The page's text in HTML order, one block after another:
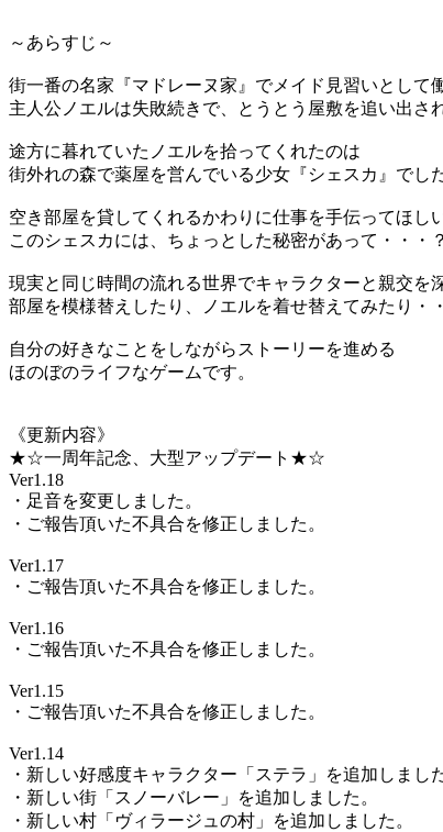
～あらすじ～
街一番の名家『マドレーヌ家』でメイド見習いとして
主人公ノエルは失敗続きで、とうとう屋敷を追い出さ
途方に暮れていたノエルを拾ってくれたのは
街外れの森で薬屋を営んでいる少女『シェスカ』でした
空き部屋を貸してくれるかわりに仕事を手伝ってほし
このシェスカには、ちょっとした秘密があって・・・？
現実と同じ時間の流れる世界でキャラクターと親交を
部屋を模様替えしたり、ノエルを着せ替えてみたり・
自分の好きなことをしながらストーリーを進める
ほのぼのライフなゲームです。
《更新内容》
★☆一周年記念、大型アップデート★☆
Ver1.18
・足音を変更しました。
・ご報告頂いた不具合を修正しました。
Ver1.17
・ご報告頂いた不具合を修正しました。
Ver1.16
・ご報告頂いた不具合を修正しました。
Ver1.15
・ご報告頂いた不具合を修正しました。
Ver1.14
・新しい好感度キャラクター「ステラ」を追加しました
・新しい街「スノーバレー」を追加しました。
・新しい村「ヴィラージュの村」を追加しました。